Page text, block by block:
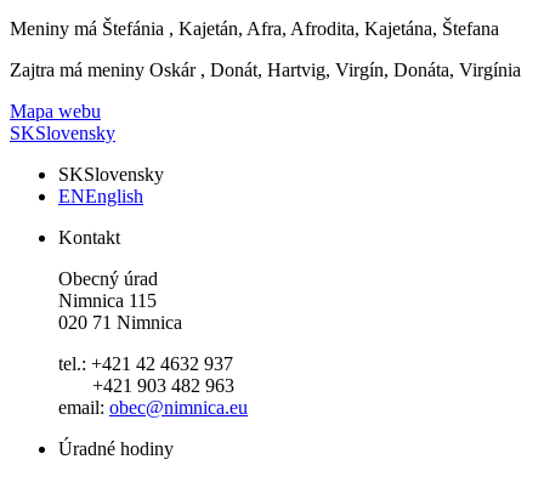
Meniny má Štefánia , Kajetán, Afra, Afrodita, Kajetána, Štefana
Zajtra má meniny Oskár , Donát, Hartvig, Virgín, Donáta, Virgínia
Mapa webu
SKSlovensky
SKSlovensky
ENEnglish
Kontakt
Obecný úrad
Nimnica 115
020 71 Nimnica
tel.: +421 42 4632 937
+421 903 482 963
email: obec@nimnica.eu
Úradné hodiny